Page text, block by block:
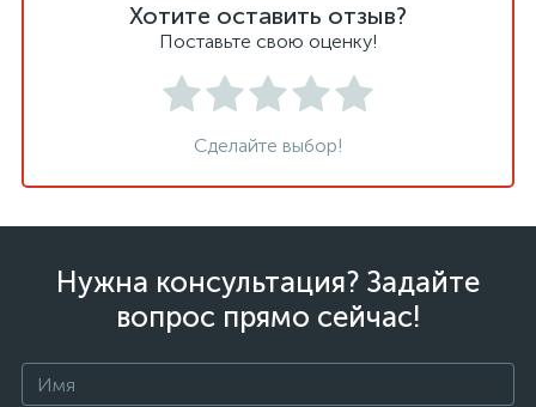
Хотите оставить отзыв?
Поставьте свою оценку!
Сделайте выбор!
Нужна консультация? Задайте
вопрос прямо сейчас!